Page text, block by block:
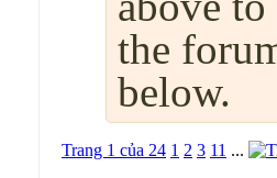
the
below.
Trang 1 của 24 1 2 3 11 ...